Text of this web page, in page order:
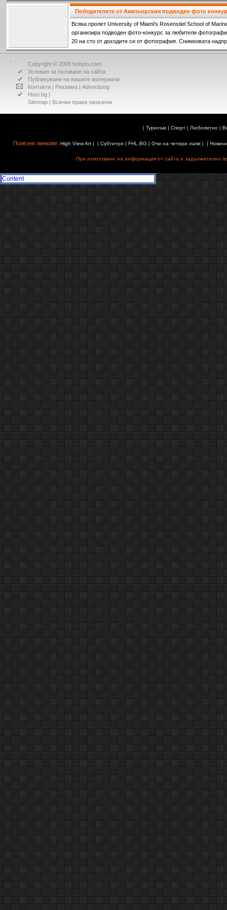
на приказките.
Победителите от Аматьорския подводен фото
Всяка пролет University of Miami's Rosenstiel School of
организира подводен фото-конкурс за любители
20 на сто от доходите си от фотография. Снимковата
и през годините добила международна популярност. На
Copyright © 2009 hobyto.com
Условия за ползване на сайта
Публикуване на вашите материали
Контакти | Реклама | Advertising
Host.bg |
Sitemap | Всички права запазени
| Туризъм| Спорт| Любопитно|
Полезни линкове: High View Art| | Субтитри | FHL.BG | Очи на четири лапи | |
При използване на информация от сайта е задължително
Content